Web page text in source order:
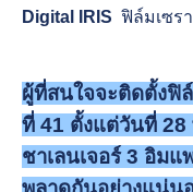
Digital IRIS ฟิล์มเซร
ผู้ที่สนใจจะติดตั้งฟิล์
ที่ 41 ตั้งแต่วันที่ 28
ชาเลนเจอร์3 อิมแ